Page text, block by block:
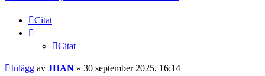
Citat
Citat
Inlägg av JHAN » 30 september 2025, 16:14